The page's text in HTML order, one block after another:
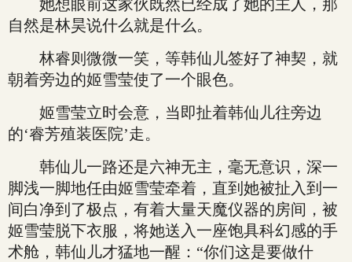
她想眼前这家伙既然已经成了她的主人，那
自然是林昊说什么就是什么。
林睿则微微一笑，等韩仙儿签好了神契，就
朝着旁边的姬雪莹使了一个眼色。
姬雪莹立时会意，当即扯着韩仙儿往旁边
的‘睿芳殖装医院’走。
韩仙儿一路还是六神无主，毫无意识，深一
脚浅一脚地任由姬雪莹牵着，直到她被扯入到一
间白净到了极点，有着大量天魔仪器的房间，被
姬雪莹脱下衣服，将她送入一座饱具科幻感的手
术舱，韩仙儿才猛地一醒：“你们这是要做什